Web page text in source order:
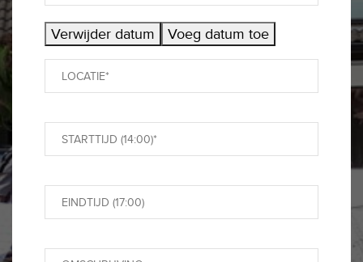
Verwijder datum Voeg datum toe